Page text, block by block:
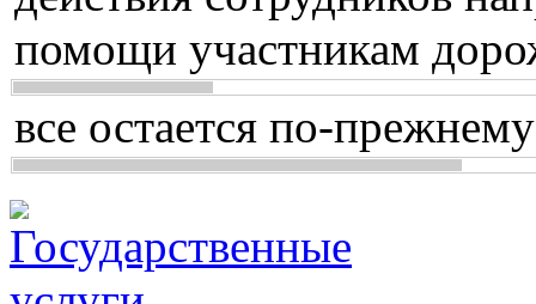
помощи участникам
все остается по-